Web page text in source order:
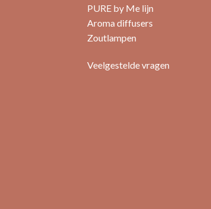
PURE by Me lijn
Aroma diffusers
Zoutlampen
Veelgestelde vragen